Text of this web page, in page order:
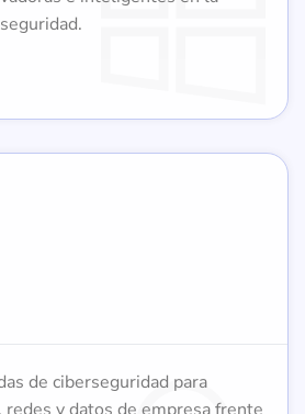
de ciberseguridad para